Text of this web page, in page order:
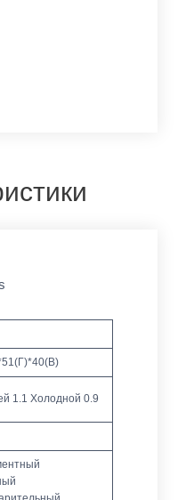
1.1 Холодной 0.9